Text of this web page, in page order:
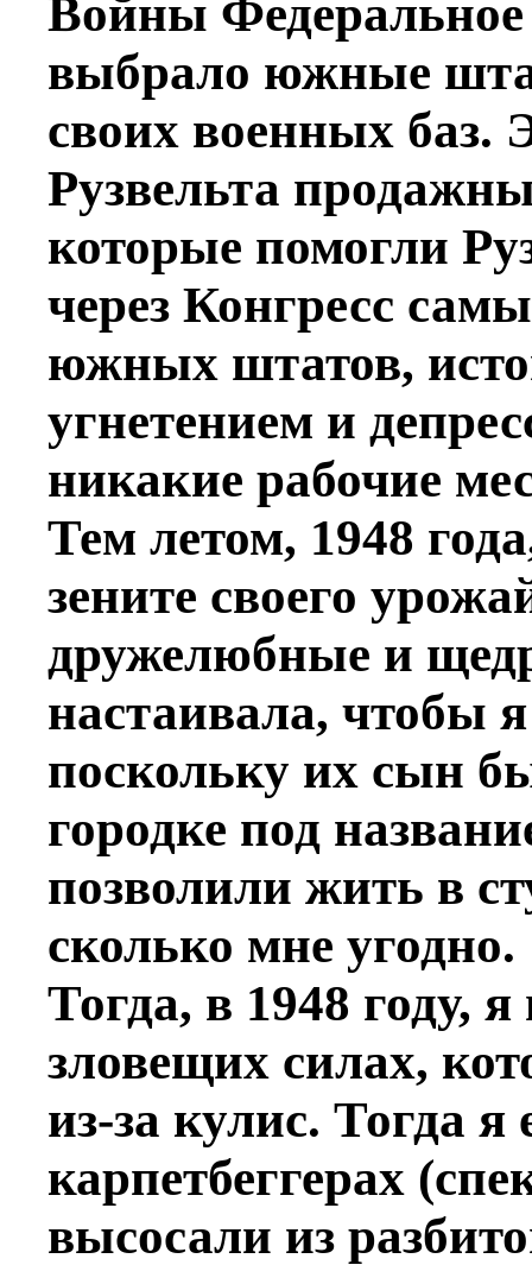
Войны
выбрало южные
своих военных баз.
Рузвельта
которые помогли
через Конгресс
южных штатов,
угнетением и
никакие рабочие
Тем летом, 1948
зените своего
дружелюбные и
настаивала, чтобы
поскольку их сын
городке под
позволили жить в
сколько мне угодно.
Тогда, в 1948 году,
зловещих силах,
из-за кулис. Тогда
карпетбеггерах
высосали из